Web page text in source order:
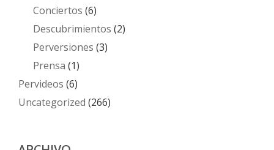
Conciertos (6)
Descubrimientos (2)
Perversiones (3)
Prensa (1)
Pervideos (6)
Uncategorized (266)